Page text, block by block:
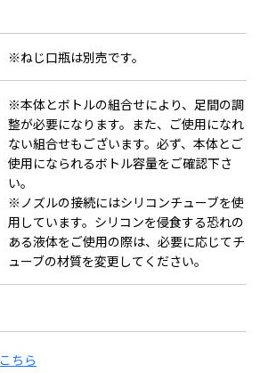
※ねじ口瓶は別売です。
※本体とボトルの組合せにより、足間の調
整が必要になります。また、ご使用になれ
ない組合せもございます。必ず、本体とご
使用になられるボトル容量をご確認下さ
い。
※ノズルの接続にはシリコンチューブを使
用しています。シリコンを侵食する恐れの
ある液体をご使用の際は、必要に応じてチ
ューブの材質を変更してください。
こちら